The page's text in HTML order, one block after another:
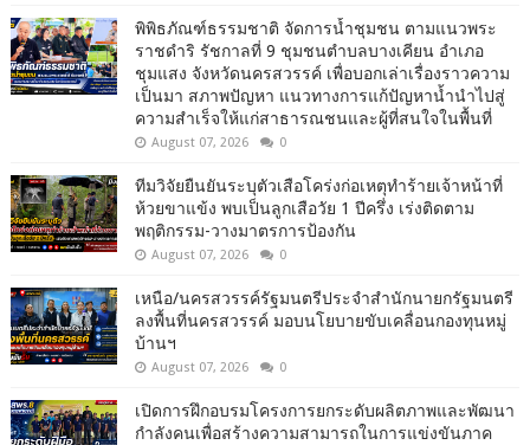
พิพิธภัณฑ์ธรรมชาติ จัดการน้ำชุมชน ตามแนวพระ
ราชดำริ รัชกาลที่ 9 ชุมชนตำบลบางเคียน อำเภอ
ชุมแสง จังหวัดนครสวรรค์ เพื่อบอกเล่าเรื่องราวความ
เป็นมา สภาพปัญหา แนวทางการแก้ปัญหาน้ำนำไปสู่
ความสำเร็จให้แก่สาธารณชนและผู้ที่สนใจในพื้นที่
August 07, 2026 0
ทีมวิจัยยืนยันระบุตัวเสือโคร่งก่อเหตุทำร้ายเจ้าหน้าที่
ห้วยขาแข้ง พบเป็นลูกเสือวัย 1 ปีครึ่ง เร่งติดตาม
พฤติกรรม-วางมาตรการป้องกัน
August 07, 2026 0
เหนือ/นครสวรรค์รัฐมนตรีประจำสำนักนายกรัฐมนตรี
ลงพื้นที่นครสวรรค์ มอบนโยบายขับเคลื่อนกองทุนหมู่
บ้านฯ
August 07, 2026 0
เปิดการฝึกอบรมโครงการยกระดับผลิตภาพและพัฒนา
กำลังคนเพื่อสร้างความสามารถในการแข่งขันภาค